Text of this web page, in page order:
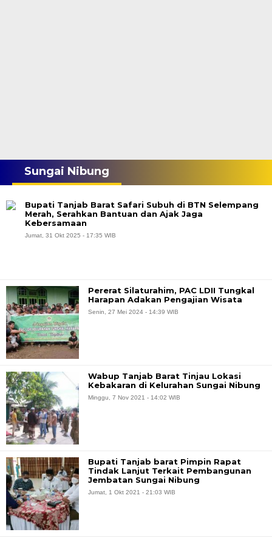
Sungai Nibung
Bupati Tanjab Barat Safari Subuh di BTN Selempang
Merah, Serahkan Bantuan dan Ajak Jaga
Kebersamaan
Jumat, 31 Okt 2025 - 17:35 WIB
Pererat Silaturahim, PAC LDII Tungkal
Harapan Adakan Pengajian Wisata
Senin, 27 Mei 2024 - 14:39 WIB
Wabup Tanjab Barat Tinjau Lokasi
Kebakaran di Kelurahan Sungai Nibung
Minggu, 7 Nov 2021 - 14:02 WIB
Bupati Tanjab barat Pimpin Rapat
Tindak Lanjut Terkait Pembangunan
Jembatan Sungai Nibung
Jumat, 1 Okt 2021 - 21:03 WIB